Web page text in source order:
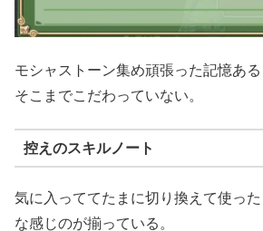
モシャストーン集め頑張った記憶あ
そこまでこだわっていない。
控えのスキルノート
気に入っててたまに切り換えて使っ
な感じのが揃っている。